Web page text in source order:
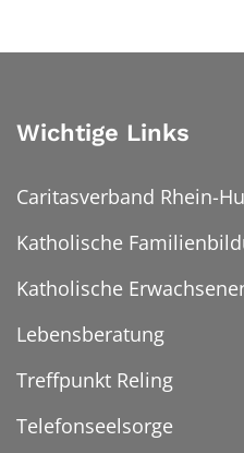
Wichtige Links
Caritasverband Rhein-
Katholische
Katholische
Lebensberatung
Treffpunkt Reling
Telefonseelsorge